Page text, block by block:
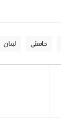
خامنئي لبنان